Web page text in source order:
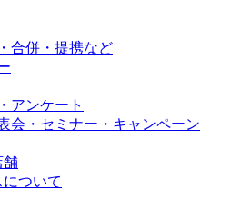
合併・提携など
アンケート
会・セミナー・キャンペーン
舗
ついて